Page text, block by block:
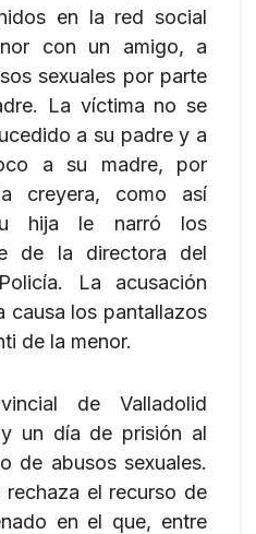
en la red social
con un amigo, a
sexuales por parte
La víctima no se
a su padre y a
a su madre, por
creyera, como así
hija le narró los
de la directora del
La acusación
causa los pantallazos
de la menor.
de Valladolid
un día de prisión al
de abusos sexuales.
rechaza el recurso de
en el que, entre